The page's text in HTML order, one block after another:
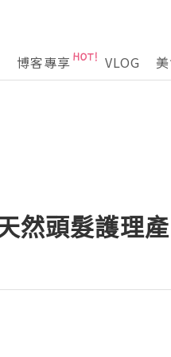
博客專享 VLOG
然頭髮護理